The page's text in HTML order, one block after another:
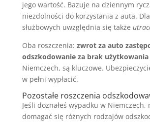
jego wartość. Bazuje na dziennym
niezdolności do korzystania z auta.
służbowych uwzględnia się także
Oba roszczenia: zwrot za auto
odszkodowanie za brak użytkowania
Niemczech, są kluczowe.
w pełni wypłacić.
Pozostałe roszczenia
Jeśli doznałeś wypadku w Niemczech,
domagać się różnych rodzajów